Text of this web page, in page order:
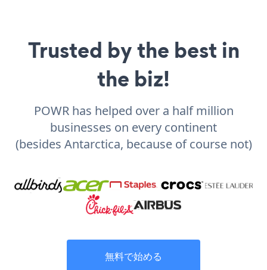
Trusted by the best in
the biz!
POWR has helped over a half million
businesses on every continent
(besides Antarctica, because of course not)
無料で始める